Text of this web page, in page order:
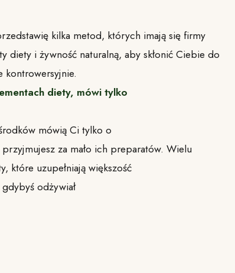
kilka metod, których imają się firmy
diety i żywność naturalną, aby skłonić Ciebie do
kontrowersyjnie.
diety, mówi tylko
mówią Ci tylko o
za mało ich preparatów. Wielu
które uzupełniają większość
odżywiał